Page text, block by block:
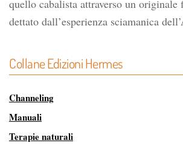
quello cabalista attraverso un originale
dettato dall’esperienza sciamanica
Collane Edizioni Hermes
Channeling
Manuali
Terapie naturali